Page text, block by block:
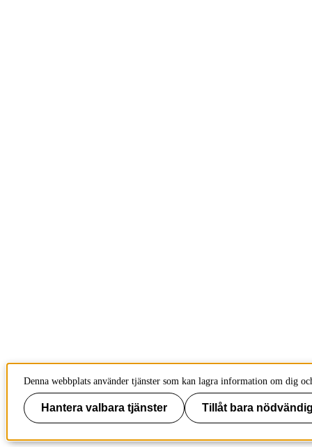
Denna webbplats använder tjänster som kan lagra information om dig
Hantera valbara tjänster Tillåt bara